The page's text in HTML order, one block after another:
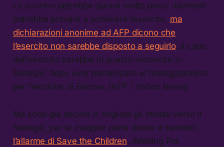
Lo scontro potrebbe durare molto poco: Jammeh
potrebbe provare a schierare l’esercito, ma
dichiarazioni anonime ad AFP dicono che
l’esercito non sarebbe disposto a seguirlo: il capo
dell’esercito sarebbe in questo momento in
Senegal, dopo aver partecipato ai festeggiamenti
per l’elezione di Barrow. (AFP / Yahoo News)
Ma sono già decine di migliaia gli sfollati verso il
Senegal, per la maggior parte donne e bambini:
l’allarme di Save the Children. (Melting Pot